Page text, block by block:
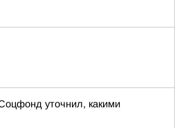
уточнил, какими